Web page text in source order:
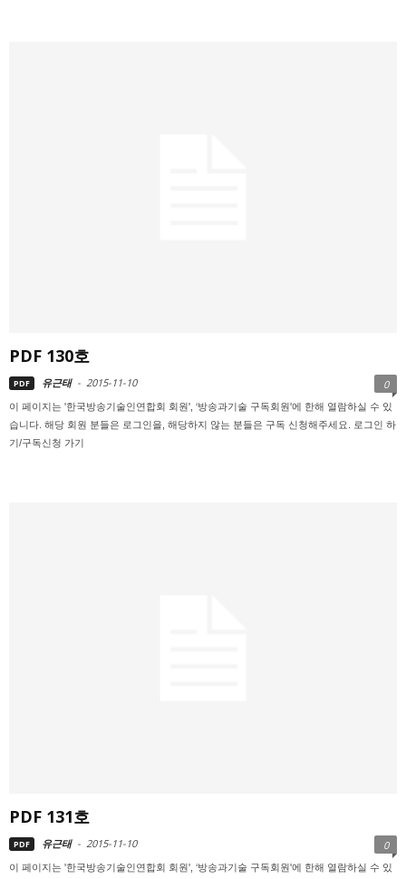
PDF 130호
PDF 유근태 - 2015-11-10 0
이 페이지는 '한국방송기술인연합회 회원', ‘방송과기술 구독회원'에 한해 열람하실 수 있
습니다. 해당 회원 분들은 로그인을, 해당하지 않는 분들은 구독 신청해주세요. 로그인 하
기/구독신청 가기
PDF 131호
PDF 유근태 - 2015-11-10 0
이 페이지는 '한국방송기술인연합회 회원', ‘방송과기술 구독회원'에 한해 열람하실 수 있